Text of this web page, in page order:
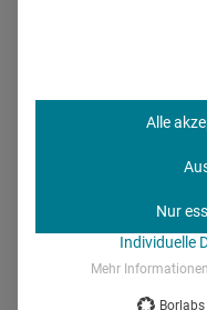
haben und die der
Planung von
firmenintern als auch -
Anforderungen an
viele, die diesen Beruf
Alle
Nur
Individuelle
Mehr Informationen
Borlabs